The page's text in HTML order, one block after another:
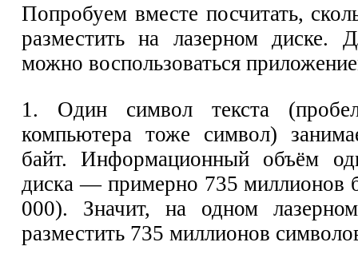
Попробуем вместе посчитать,
разместить на лазерном диске.
можно воспользоваться
1. Один символ текста
компьютера тоже символ)
байт. Информационный объём
диска — примерно 735 миллионов
000). Значит, на одном
разместить 735 миллионов